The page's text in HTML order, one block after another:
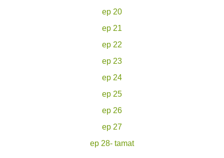
ep 20
ep 21
ep 22
ep 23
ep 24
ep 25
ep 26
ep 27
ep 28- tamat